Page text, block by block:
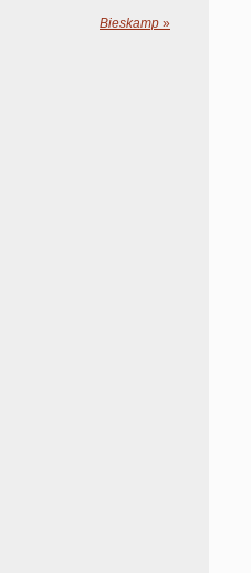
Bieskamp »